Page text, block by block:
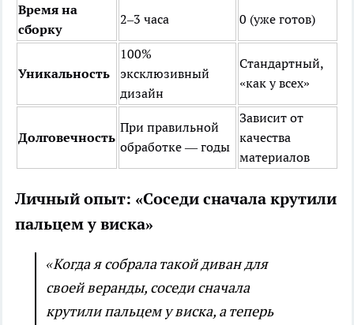
Время на
сборку
2–3 часа 0 (уже готов)
Уникальность
100%
эксклюзивный
дизайн
Стандартный,
«как у всех»
Долговечность
При правильной
обработке — годы
Зависит от
качества
материалов
Личный опыт: «Соседи сначала крутили
пальцем у виска»
«Когда я собрала такой диван для
своей веранды, соседи сначала
крутили пальцем у виска, а теперь